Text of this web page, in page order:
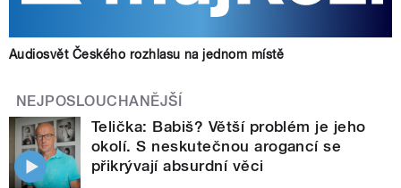
Audiosvět Českého rozhlasu na jednom místě
NEJPOSLOUCHANĚJŠÍ
Telička: Babiš? Větší problém je jeho
okolí. S neskutečnou arogancí se
přikrývají absurdní věci